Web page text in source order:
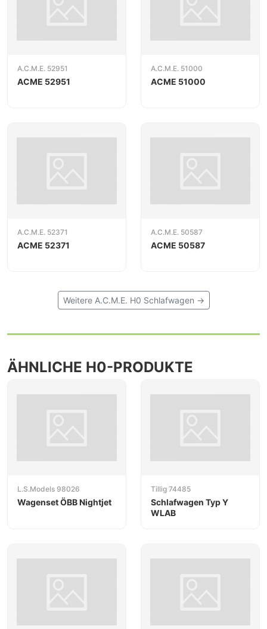
A.C.M.E. 52951
ACME 52951
A.C.M.E. 51000
ACME 51000
A.C.M.E. 52371
ACME 52371
A.C.M.E. 50587
ACME 50587
Weitere A.C.M.E. H0 Schlafwagen →
ÄHNLICHE H0-PRODUKTE
L.S.Models 98026
Wagenset ÖBB Nightjet
Tillig 74485
Schlafwagen Typ Y
WLAB